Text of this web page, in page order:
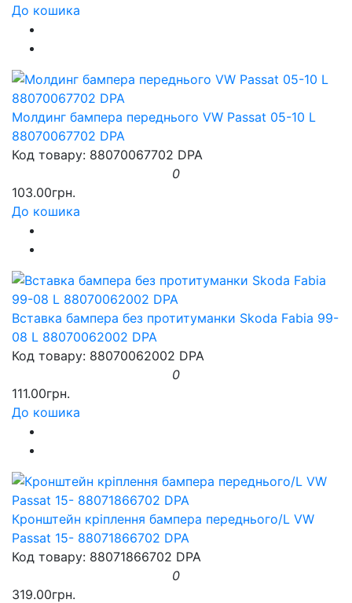
До кошика
Молдинг бампера переднього VW Passat 05-10 L
88070067702 DPA
Код товару: 88070067702 DPA
0
103.00грн.
До кошика
Вставка бампера без протитуманки Skoda Fabia 99-
08 L 88070062002 DPA
Код товару: 88070062002 DPA
0
111.00грн.
До кошика
Кронштейн кріплення бампера переднього/L VW
Passat 15- 88071866702 DPA
Код товару: 88071866702 DPA
0
319.00грн.